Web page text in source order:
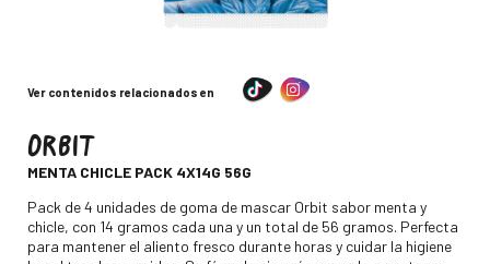
Ver contenidos relacionados en
ORBIT-
MENTA CHICLE PACK 4X14G 56G
Descripción
Pack de 4 unidades de goma de mascar Orbit sabor menta y
chicle, con 14 gramos cada una y un total de 56 gramos. Perfecta
para mantener el aliento fresco durante horas y cuidar la higiene